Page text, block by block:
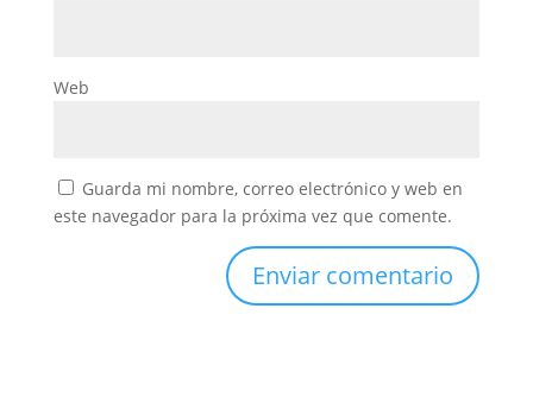
Web
Guarda mi nombre, correo electrónico y web en
este navegador para la próxima vez que comente.